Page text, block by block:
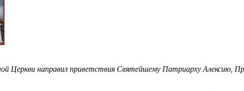
Церкви направил приветствия Святейшему Патриарху Алексию,